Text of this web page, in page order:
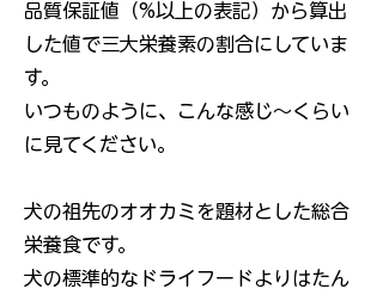
品質保証値（%以上の表記）から算出
した値で三大栄養素の割合にしていま
す。
いつものように、こんな感じ～くらい
に見てください。
犬の祖先のオオカミを題材とした総合
栄養食です。
犬の標準的なドライフードよりはたん